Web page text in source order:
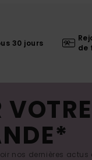
30 jours
de
nos dernières actus